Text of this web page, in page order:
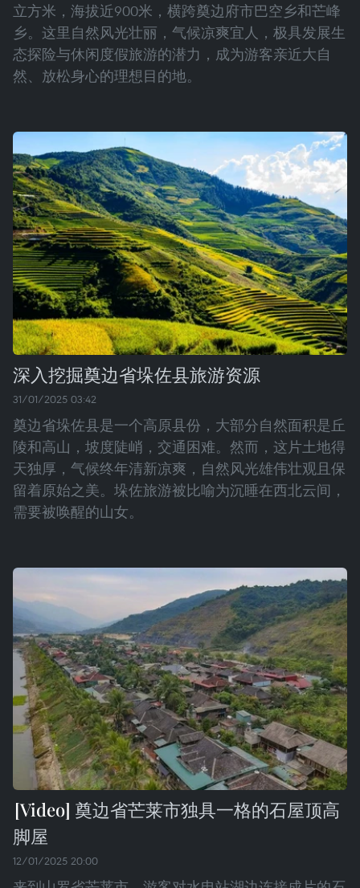
立方米，海拔近900米，横跨奠边府市巴空乡和芒峰
乡。这里自然风光壮丽，气候凉爽宜人，极具发展生
态探险与休闲度假旅游的潜力，成为游客亲近大自
然、放松身心的理想目的地。
深入挖掘奠边省垛佐县旅游资源
31/01/2025 03:42
奠边省垛佐县是一个高原县份，大部分自然面积是丘
陵和高山，坡度陡峭，交通困难。然而，这片土地得
天独厚，气候终年清新凉爽，自然风光雄伟壮观且保
留着原始之美。垛佐旅游被比喻为沉睡在西北云间，
需要被唤醒的山女。
奠边省芒莱市独具一格的石屋顶高
脚屋
12/01/2025 20:00